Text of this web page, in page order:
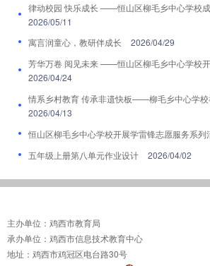
律动校园 快乐成长 ——恒山区柳毛乡中心学校
2026/05/11
寓言润童心，教研伴成长
2026/04/29
芳华万卷 阅见未来 ——恒山区柳毛乡中心学校
2026/04/24
情系乡村教育 传承非遗快板——柳毛乡中心学校
2026/04/13
恒山区柳毛乡中心学校开展学雷锋志愿服务系列
五年级上册第八单元作业设计
2026/04/02
主办单位：鸡西市教育局
承办单位：鸡西市信息技术教育中心
地址：鸡西市鸡冠区电台路30号